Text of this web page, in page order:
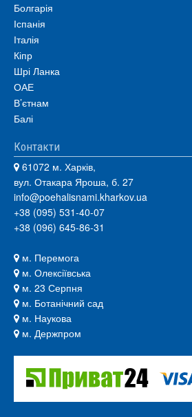
Болгарія
Іспанія
Італія
Кіпр
Шрі Ланка
ОАЕ
В’єтнам
Балі
Контакти
61072 м. Харків,
вул. Отакара Яроша, б. 27
info@poehalisnami.kharkov.ua
+38 (095) 531-40-07
+38 (096) 645-86-31
м. Перемога
м. Олексіївська
м. 23 Серпня
м. Ботанічний сад
м. Наукова
м. Держпром